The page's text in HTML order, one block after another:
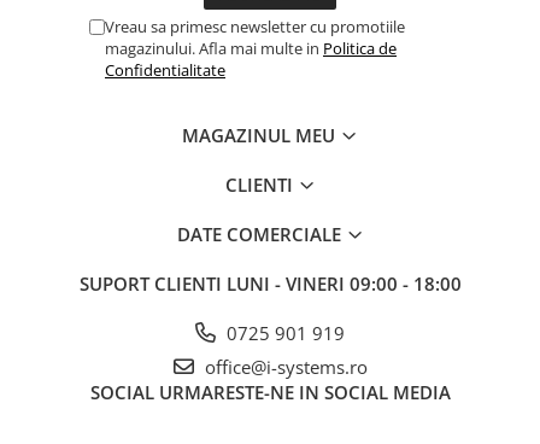
Vreau sa primesc newsletter cu promotiile
magazinului. Afla mai multe in Politica de
Confidentialitate
MAGAZINUL MEU
CLIENTI
DATE COMERCIALE
SUPORT CLIENTI LUNI - VINERI 09:00 - 18:00
0725 901 919
office@i-systems.ro
SOCIAL URMARESTE-NE IN SOCIAL MEDIA